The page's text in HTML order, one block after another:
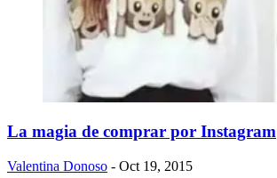
La magia de comprar por Instagram
Valentina Donoso - Oct 19, 2015